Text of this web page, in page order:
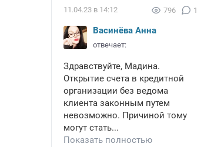
11.04.23 в 14:12 796 1
Васинёва Анна
отвечает:
Здравствуйте, Мадина.
Открытие счета в кредитной
организации без ведома
клиента законным путем
невозможно. Причиной тому
могут стать...
Показать полностью